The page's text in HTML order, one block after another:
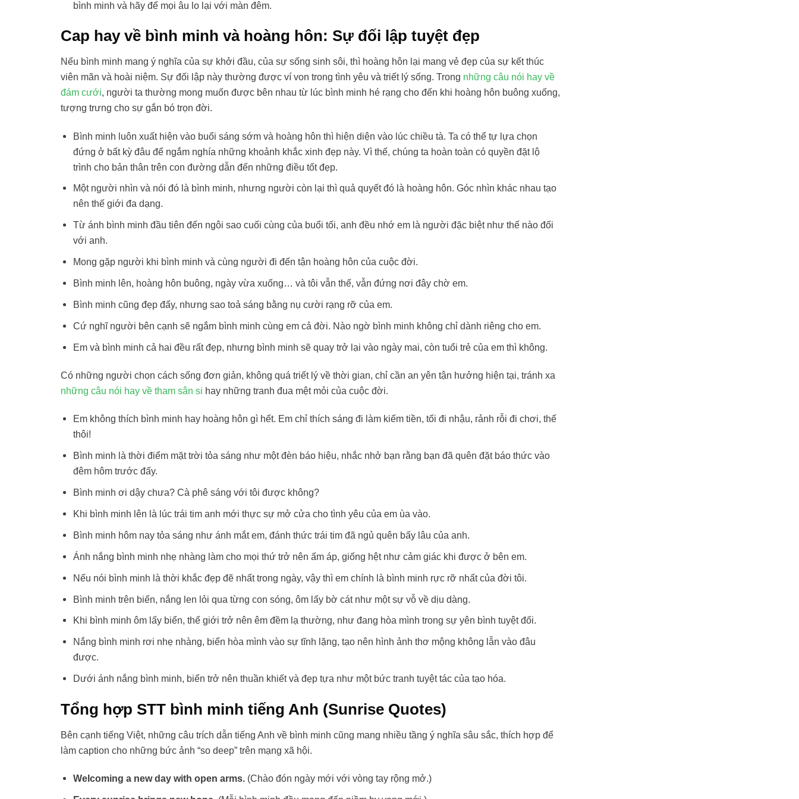
bình minh và hãy để mọi âu lo lại với màn đêm.
Cap hay về bình minh và hoàng hôn: Sự đối lập tuyệt đẹp
Nếu bình minh mang ý nghĩa của sự khởi đầu, của sự sống sinh sôi, thì hoàng hôn lại mang vẻ đẹp của sự kết thúc
viên mãn và hoài niệm. Sự đối lập này thường được ví von trong tình yêu và triết lý sống. Trong những câu nói hay về
đám cưới, người ta thường mong muốn được bên nhau từ lúc bình minh hé rạng cho đến khi hoàng hôn buông xuống,
tượng trưng cho sự gắn bó trọn đời.
Bình minh luôn xuất hiện vào buổi sáng sớm và hoàng hôn thì hiện diện vào lúc chiều tà. Ta có thể tự lựa chọn
đứng ở bất kỳ đâu để ngắm nghía những khoảnh khắc xinh đẹp này. Vì thế, chúng ta hoàn toàn có quyền đặt lộ
trình cho bản thân trên con đường dẫn đến những điều tốt đẹp.
Một người nhìn và nói đó là bình minh, nhưng người còn lại thì quả quyết đó là hoàng hôn. Góc nhìn khác nhau tạo
nên thế giới đa dạng.
Từ ánh bình minh đầu tiên đến ngôi sao cuối cùng của buổi tối, anh đều nhớ em là người đặc biệt như thế nào đối
với anh.
Mong gặp người khi bình minh và cùng người đi đến tận hoàng hôn của cuộc đời.
Bình minh lên, hoàng hôn buông, ngày vừa xuống… và tôi vẫn thế, vẫn đứng nơi đây chờ em.
Bình minh cũng đẹp đấy, nhưng sao toả sáng bằng nụ cười rạng rỡ của em.
Cứ nghĩ người bên cạnh sẽ ngắm bình minh cùng em cả đời. Nào ngờ bình minh không chỉ dành riêng cho em.
Em và bình minh cả hai đều rất đẹp, nhưng bình minh sẽ quay trở lại vào ngày mai, còn tuổi trẻ của em thì không.
Có những người chọn cách sống đơn giản, không quá triết lý về thời gian, chỉ cần an yên tận hưởng hiện tại, tránh xa
những câu nói hay về tham sân si hay những tranh đua mệt mỏi của cuộc đời.
Em không thích bình minh hay hoàng hôn gì hết. Em chỉ thích sáng đi làm kiếm tiền, tối đi nhậu, rảnh rỗi đi chơi, thế
thôi!
Bình minh là thời điểm mặt trời tỏa sáng như một đèn báo hiệu, nhắc nhở bạn rằng bạn đã quên đặt báo thức vào
đêm hôm trước đấy.
Bình minh ơi dậy chưa? Cà phê sáng với tôi được không?
Khi bình minh lên là lúc trái tim anh mới thực sự mở cửa cho tình yêu của em ùa vào.
Bình minh hôm nay tỏa sáng như ánh mắt em, đánh thức trái tim đã ngủ quên bấy lâu của anh.
Ánh nắng bình minh nhẹ nhàng làm cho mọi thứ trở nên ấm áp, giống hệt như cảm giác khi được ở bên em.
Nếu nói bình minh là thời khắc đẹp đẽ nhất trong ngày, vậy thì em chính là bình minh rực rỡ nhất của đời tôi.
Bình minh trên biển, nắng len lỏi qua từng con sóng, ôm lấy bờ cát như một sự vỗ về dịu dàng.
Khi bình minh ôm lấy biển, thế giới trở nên êm đềm lạ thường, như đang hòa mình trong sự yên bình tuyệt đối.
Nắng bình minh rơi nhẹ nhàng, biển hòa mình vào sự tĩnh lặng, tạo nên hình ảnh thơ mộng không lẫn vào đâu
được.
Dưới ánh nắng bình minh, biển trở nên thuần khiết và đẹp tựa như một bức tranh tuyệt tác của tạo hóa.
Tổng hợp STT bình minh tiếng Anh (Sunrise Quotes)
Bên cạnh tiếng Việt, những câu trích dẫn tiếng Anh về bình minh cũng mang nhiều tầng ý nghĩa sâu sắc, thích hợp để
làm caption cho những bức ảnh “so deep” trên mạng xã hội.
Welcoming a new day with open arms. (Chào đón ngày mới với vòng tay rộng mở.)